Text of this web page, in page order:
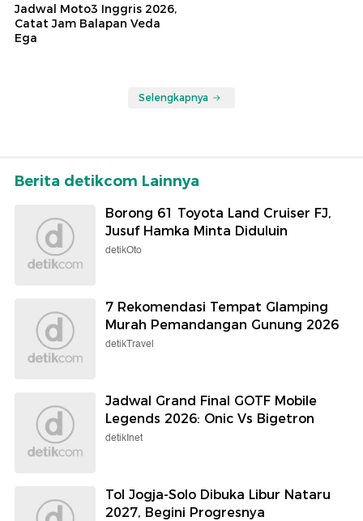
Jadwal Moto3 Inggris 2026,
Catat Jam Balapan Veda
Ega
Selengkapnya
Berita detikcom Lainnya
Borong 61 Toyota Land Cruiser FJ,
Jusuf Hamka Minta Diduluin
detikOto
7 Rekomendasi Tempat Glamping
Murah Pemandangan Gunung 2026
detikTravel
Jadwal Grand Final GOTF Mobile
Legends 2026: Onic Vs Bigetron
detikInet
Tol Jogja-Solo Dibuka Libur Nataru
2027, Begini Progresnya